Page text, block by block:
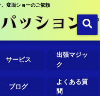
変面ショーのご依頼
サービス
出張マジッ
ク
ブログ
よくある質
問